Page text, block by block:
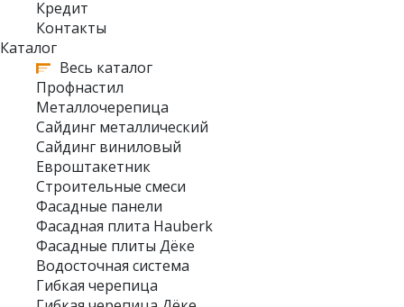
Кредит
Контакты
Каталог
Весь каталог
Профнастил
Металлочерепица
Сайдинг металлический
Сайдинг виниловый
Евроштакетник
Строительные смеси
Фасадные панели
Фасадная плита Hauberk
Фасадные плиты Дёке
Водосточная система
Гибкая черепица